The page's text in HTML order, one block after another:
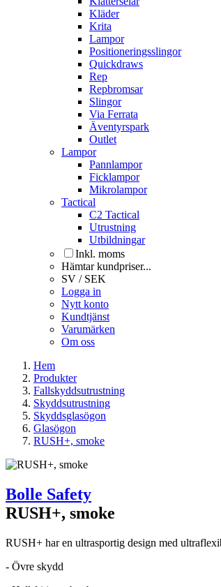
Kläder
Krita
Lampor
Positioneringsslingor
Quickdraws
Rep
Repbromsar
Slingor
Via Ferrata
Äventyrspark
Outlet
Lampor
Pannlampor
Ficklampor
Mikrolampor
Tactical
C2 Tactical
Utrustning
Utbildningar
Inkl. moms
Hämtar kundpriser...
SV / SEK
Logga in
Nytt konto
Kundtjänst
Varumärken
Om oss
Hem
Produkter
Fallskyddsutrustning
Skyddsutrustning
Skyddsglasögon
Glasögon
RUSH+, smoke
Bolle Safety
RUSH+, smoke
RUSH+ har en ultrasportig design med
- Övre skydd